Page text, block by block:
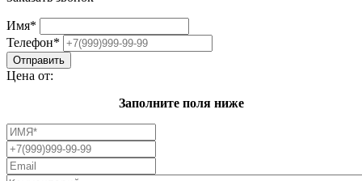
Имя*
Телефон*
Цена от:
Заполните поля ниже